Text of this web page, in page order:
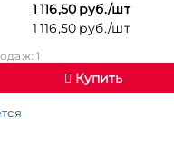
1 116,50 руб./шт
1 116,50 руб./шт
1
Купить